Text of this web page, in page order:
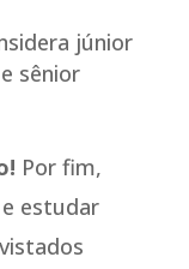
júnior
sênior
Por fim,
estudar